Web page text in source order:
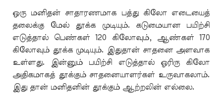
ஒரு மனிதன் சாதாரணமாக பத்து கிலோ எடையைத்
தலைக்கு மேல் தூக்க முடியும். கடுமையான பயிற்சி
எடுத்தால் பெண்கள் 120 கிலோவும், ஆண்கள் 170
கிலோவும் தூக்க முடியும். இதுதான் சாதனை அளவாக
உள்ளது. இன்னும் பயிற்சி எடுத்தால் ஓரிரு கிலோ
அதிகமாகத் தூக்கும் சாதனையாளர்கள் உருவாகலாம்.
இது தான் மனிதனின் தூக்கும் ஆற்றலின் எல்லை.